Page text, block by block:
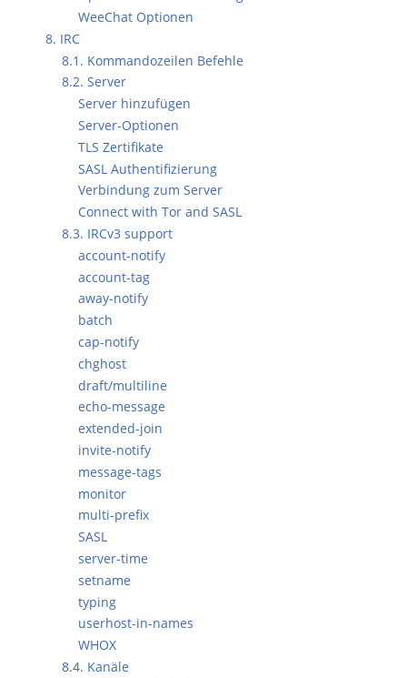
WeeChat Optionen
8. IRC
8.1. Kommandozeilen Befehle
8.2. Server
Server hinzufügen
Server-Optionen
TLS Zertifikate
SASL Authentifizierung
Verbindung zum Server
Connect with Tor and SASL
8.3. IRCv3 support
account-notify
account-tag
away-notify
batch
cap-notify
chghost
draft/multiline
echo-message
extended-join
invite-notify
message-tags
monitor
multi-prefix
SASL
server-time
setname
typing
userhost-in-names
WHOX
8.4. Kanäle